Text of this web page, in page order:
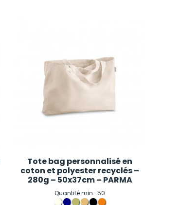
Tote bag personnalisé en
coton et polyester recyclés –
280g – 50x37cm – PARMA
Quantité min : 50